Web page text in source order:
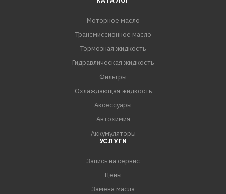
металлсодержащих присадок по сравнению маслами,
произведенными по обычной технологии.
- Экономия топлива: до 3,5% - по сравнению с
эталонным моторным маслом, соответствующее
стандарту ACEA (испытания проведены на Citroen C4 1.6
Emission Control System): способствует уменьшению
выбросов СО2 и твердых частиц сажи в атмосферу.
Моторное масло
Трансмиссионное масло
Тормозная жидкость
Гидравлическая жидкость
Фильтры
Охлаждающая жидкость
Аксессуары
Автохимия
Аккумуляторы
УСЛУГИ
Запись на сервис
Цены
Замена масла